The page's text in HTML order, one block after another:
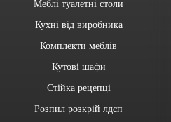
Меблі туалетні столи
Кухні від виробника
Комплекти меблів
Кутові шафи
Стійка рецепці
Розпил розкрій лдсп